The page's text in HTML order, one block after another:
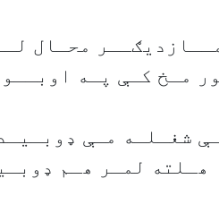
محـال
مـخ کـې پـه
شغـلـه مـې
ھـلته لمـر ھـم